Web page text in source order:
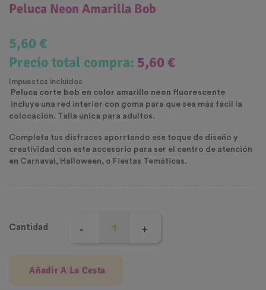
Peluca Neon Amarilla Bob
5,60 €
Precio total compra: 5,60 €
Impuestos incluidos
Peluca corte bob en color amarillo neon fluorescente
incluye una red interior con goma para que sea más fácil la
colocación. Talla única para adultos.
Completa tus disfraces aporrtando ese toque de diseño y
creatividad con este accesorio para ser el centro de atención
en Carnaval, Halloween, o Fiestas Temáticas.
Cantidad
Añadir A La Cesta